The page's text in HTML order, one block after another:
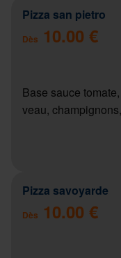
Pizza san pietro
Dès 10.00 €
Base sauce
veau,
Pizza savoyarde
Dès 10.00 €